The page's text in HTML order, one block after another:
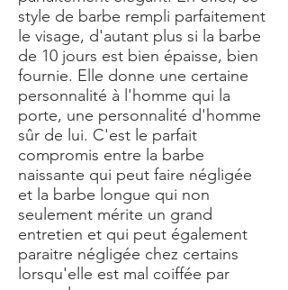
style de barbe rempli parfaitement
le visage, d'autant plus si la barbe
de 10 jours est bien épaisse, bien
fournie. Elle donne une certaine
personnalité à l'homme qui la
porte, une personnalité d'homme
sûr de lui. C'est le parfait
compromis entre la barbe
naissante qui peut faire négligée
et la barbe longue qui non
seulement mérite un grand
entretien et qui peut également
paraitre négligée chez certains
lorsqu'elle est mal coiffée par